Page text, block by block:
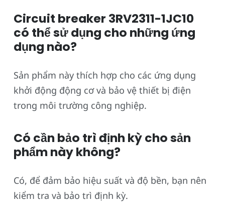
Circuit breaker 3RV2311-1JC10
có thể sử dụng cho những ứng
dụng nào?
Sản phẩm này thích hợp cho các ứng dụng
khởi động động cơ và bảo vệ thiết bị điện
trong môi trường công nghiệp.
Có cần bảo trì định kỳ cho sản
phẩm này không?
Có, để đảm bảo hiệu suất và độ bền, bạn nên
kiểm tra và bảo trì định kỳ.